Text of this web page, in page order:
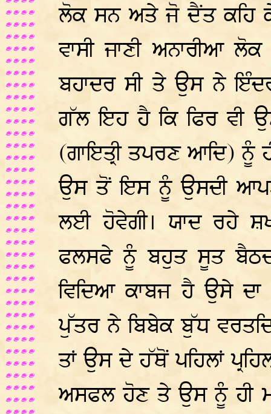
ਲੋਕ ਸਨ ਅਤੇ ਜੋ ਦੈਂਤ ਕਹਿ
ਵਾਸੀ ਜਾਣੀ ਅਨਾਰੀਆ
ਬਹਾਦਰ ਸੀ ਤੇ ਉਸ ਨੇ
ਗੱਲ ਇਹ ਹੈ ਕਿ ਫਿਰ ਵੀ
(ਗਾਇਤ੍ਰੀ ਤਪਰਣ ਆਦਿ) ਨੂੰ
ਉਸ ਤੋਂ ਇਸ ਨੂੰ ਉਸਦੀ
ਲਈ ਹੋਵੇਗੀ। ਯਾਦ ਰਹੇ
ਫਲਸਫੇ ਨੂੰ ਬਹੁਤ ਸੂਤ
ਵਿਦਿਆ ਕਾਬਜ ਹੈ ਉਸੇ
ਪੁੱਤਰ ਨੇ ਬਿਬੇਕ ਬੁੱਧ
ਤਾਂ ਉਸ ਦੇ ਹੱਥੋਂ ਪਹਿਲਾਂ
ਅਸਫਲ ਹੋਣ ਤੇ ਉਸ ਨੂੰ ਹੀ